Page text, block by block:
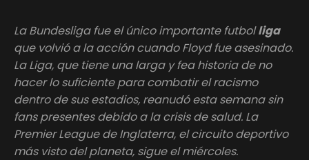
La Bundesliga fue el único importante futbolliga
que volvió a la acción cuando Floyd fue asesinado.
La Liga, que tiene una larga y fea historia de no
hacer lo suficiente para combatir el racismo
dentro de sus estadios, reanudó esta semana sin
fans presentes debido a la crisis de salud. La
Premier League de Inglaterra, el circuito deportivo
más visto del planeta, sigue el miércoles.